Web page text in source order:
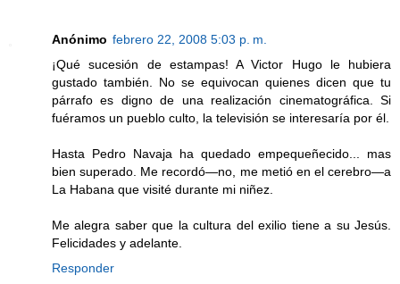
Anónimo febrero 22, 2008 5:03 p. m.
¡Qué sucesión de estampas! A Victor Hugo le hubiera
gustado también. No se equivocan quienes dicen que tu
párrafo es digno de una realización cinematográfica. Si
fuéramos un pueblo culto, la televisión se interesaría por él.
Hasta Pedro Navaja ha quedado empequeñecido... mas
bien superado. Me recordó—no, me metió en el cerebro—a
La Habana que visité durante mi niñez.
Me alegra saber que la cultura del exilio tiene a su Jesús.
Felicidades y adelante.
Responder